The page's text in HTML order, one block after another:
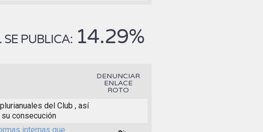
PUBLICA: 14.29%
DENUNCIAR
ENLACE
ROTO
del Club , así
consecución
internas que